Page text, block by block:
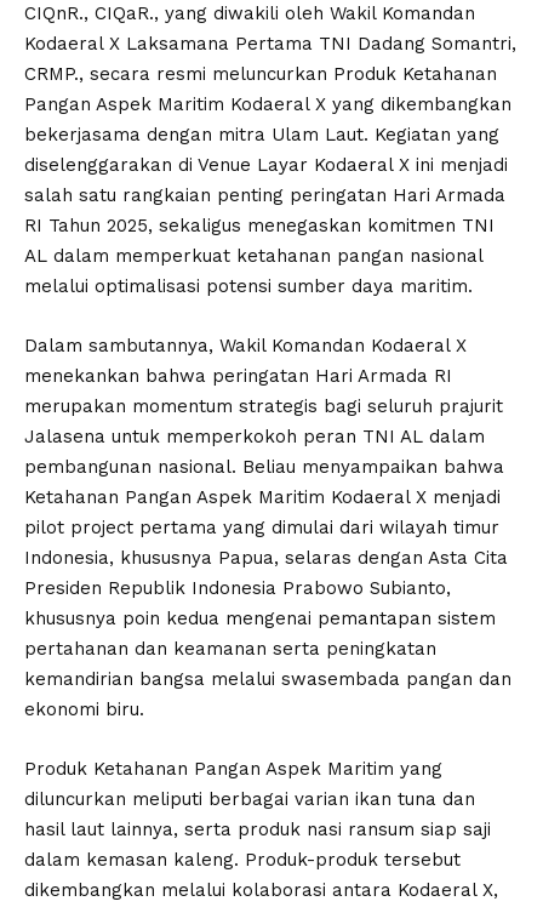
CIQnR., CIQaR., yang diwakili oleh Wakil Komandan
Kodaeral X Laksamana Pertama TNI Dadang Somantri,
CRMP., secara resmi meluncurkan Produk Ketahanan
Pangan Aspek Maritim Kodaeral X yang dikembangkan
bekerjasama dengan mitra Ulam Laut. Kegiatan yang
diselenggarakan di Venue Layar Kodaeral X ini menjadi
salah satu rangkaian penting peringatan Hari Armada
RI Tahun 2025, sekaligus menegaskan komitmen TNI
AL dalam memperkuat ketahanan pangan nasional
melalui optimalisasi potensi sumber daya maritim.
Dalam sambutannya, Wakil Komandan Kodaeral X
menekankan bahwa peringatan Hari Armada RI
merupakan momentum strategis bagi seluruh prajurit
Jalasena untuk memperkokoh peran TNI AL dalam
pembangunan nasional. Beliau menyampaikan bahwa
Ketahanan Pangan Aspek Maritim Kodaeral X menjadi
pilot project pertama yang dimulai dari wilayah timur
Indonesia, khususnya Papua, selaras dengan Asta Cita
Presiden Republik Indonesia Prabowo Subianto,
khususnya poin kedua mengenai pemantapan sistem
pertahanan dan keamanan serta peningkatan
kemandirian bangsa melalui swasembada pangan dan
ekonomi biru.
Produk Ketahanan Pangan Aspek Maritim yang
diluncurkan meliputi berbagai varian ikan tuna dan
hasil laut lainnya, serta produk nasi ransum siap saji
dalam kemasan kaleng. Produk-produk tersebut
dikembangkan melalui kolaborasi antara Kodaeral X,